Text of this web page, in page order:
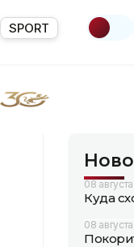
SPORT
08
Куда
08